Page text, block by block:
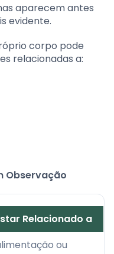
aparecem antes
evidente.
corpo pode
relacionadas a:
Observação
Relacionado a
ou